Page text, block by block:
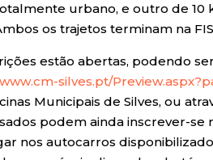
urbano, e outro de
os trajetos terminam na
estão abertas, podendo
silves.pt/
Municipais de Silves, ou
podem ainda inscrever-se
nos autocarros